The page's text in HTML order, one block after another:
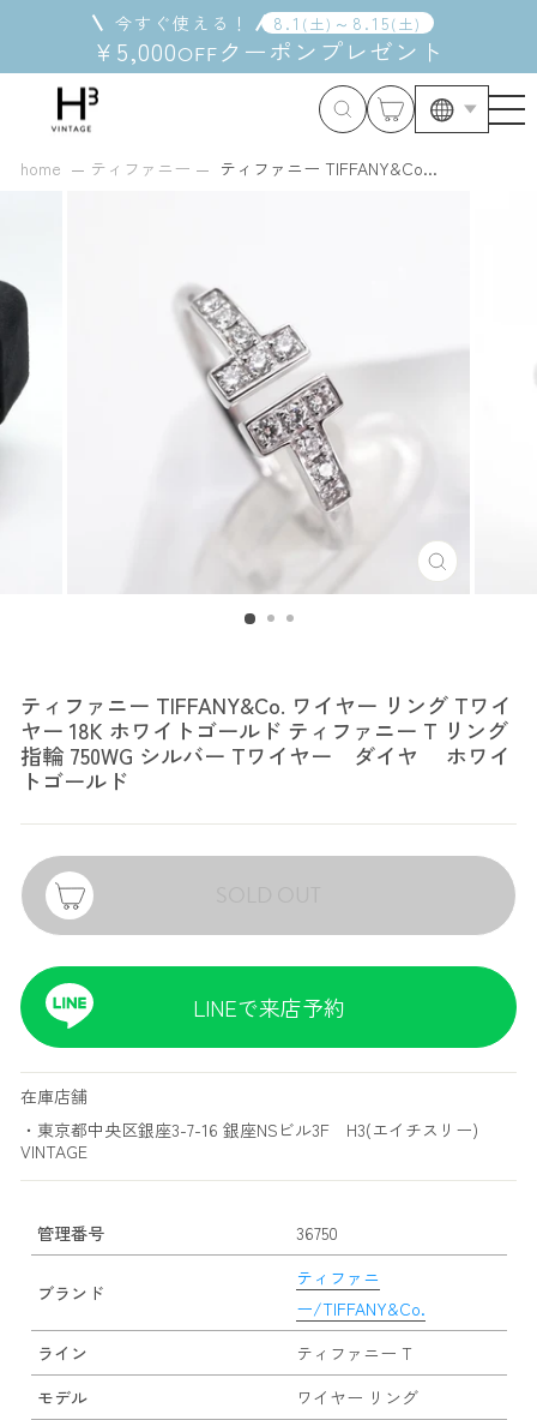
る
今すぐ使える！ 8 . 1 ( 土) ～ 8 . 15( 土)
¥5,000OFFクーポン プレゼント
home ティファニー ティファニー TIFFANY&Co...
ティファニー TIFFANY&Co. ワイヤー リング Tワイ
ヤー 18K ホワイトゴールド ティファニー T リング
指輪 750WG シルバー Tワイヤー ダイヤ ホワイ
トゴールド
LINEで来店予約
在庫店舗
・東京都中央区銀座3-7-16 銀座NSビル3F H3(エイチスリー)
VINTAGE
管理番号 36750
ブランド
ティファニ
ー/TIFFANY&Co.
ライン
ティファニー T
モデル
ワイヤー リング